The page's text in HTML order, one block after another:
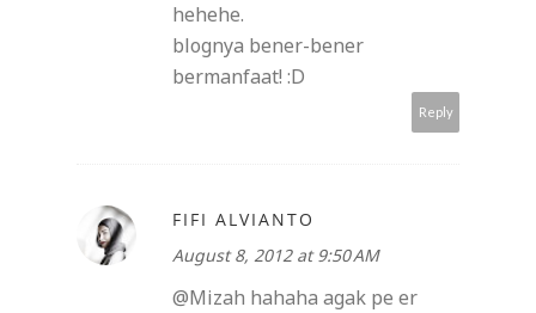
hehehe.
blognya bener-bener
bermanfaat! :D
Reply
FIFI ALVIANTO
August 8, 2012 at 9:50 AM
@Mizah hahaha agak pe er